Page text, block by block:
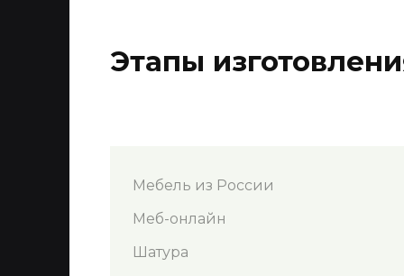
Этапы
Мебель из России
Меб-онлайн
Шатура